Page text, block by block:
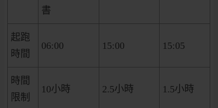
書
起跑
時間
06:00 15:00 15:05
時間
限制
10小時 2.5小時 1.5小時